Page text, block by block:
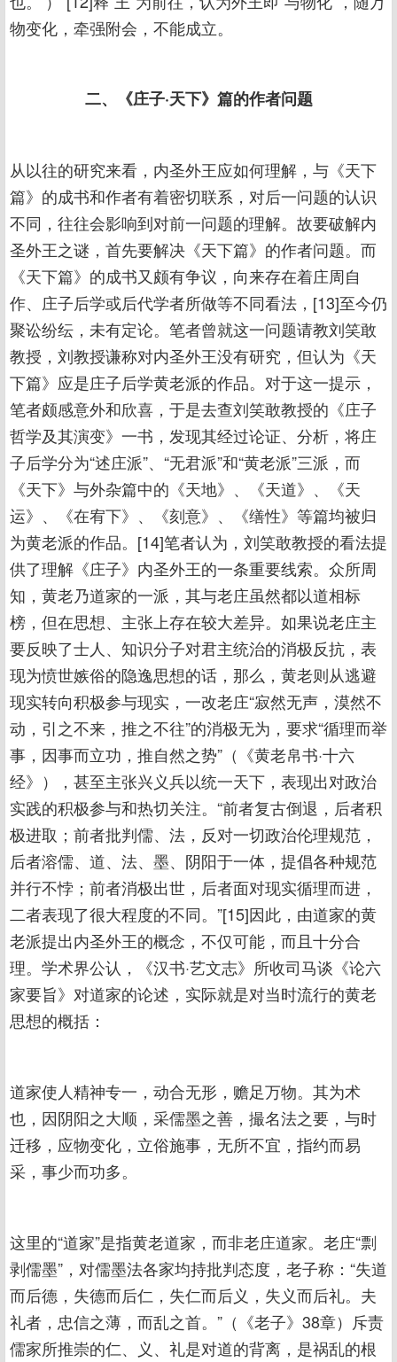
物变化，牵强附会，不能成立。
二、《庄子·天下》篇的作者问题
从以往的研究来看，内圣外王应如何理解，与《天下
篇》的成书和作者有着密切联系，对后一问题的认识
不同，往往会影响到对前一问题的理解。故要破解内
圣外王之谜，首先要解决《天下篇》的作者问题。而
《天下篇》的成书又颇有争议，向来存在着庄周自
作、庄子后学或后代学者所做等不同看法，[13]至今仍
聚讼纷纭，未有定论。笔者曾就这一问题请教刘笑敢
教授，刘教授谦称对内圣外王没有研究，但认为《天
下篇》应是庄子后学黄老派的作品。对于这一提示，
笔者颇感意外和欣喜，于是去查刘笑敢教授的《庄子
哲学及其演变》一书，发现其经过论证、分析，将庄
子后学分为“述庄派”、“无君派”和“黄老派”三派，而
《天下》与外杂篇中的《天地》、《天道》、《天
运》、《在宥下》、《刻意》、《缮性》等篇均被归
为黄老派的作品。[14]笔者认为，刘笑敢教授的看法提
供了理解《庄子》内圣外王的一条重要线索。众所周
知，黄老乃道家的一派，其与老庄虽然都以道相标
榜，但在思想、主张上存在较大差异。如果说老庄主
要反映了士人、知识分子对君主统治的消极反抗，表
现为愤世嫉俗的隐逸思想的话，那么，黄老则从逃避
现实转向积极参与现实，一改老庄“寂然无声，漠然不
动，引之不来，推之不往”的消极无为，要求“循理而举
事，因事而立功，推自然之势”（《黄老帛书·十六
经》），甚至主张兴义兵以统一天下，表现出对政治
实践的积极参与和热切关注。“前者复古倒退，后者积
极进取；前者批判儒、法，反对一切政治伦理规范，
后者溶儒、道、法、墨、阴阳于一体，提倡各种规范
并行不悖；前者消极出世，后者面对现实循理而进，
二者表现了很大程度的不同。”[15]因此，由道家的黄
老派提出内圣外王的概念，不仅可能，而且十分合
理。学术界公认，《汉书·艺文志》所收司马谈《论六
家要旨》对道家的论述，实际就是对当时流行的黄老
思想的概括：
道家使人精神专一，动合无形，赡足万物。其为术
也，因阴阳之大顺，采儒墨之善，撮名法之要，与时
迁移，应物变化，立俗施事，无所不宜，指约而易
采，事少而功多。
这里的“道家”是指黄老道家，而非老庄道家。老庄“剽
剥儒墨”，对儒墨法各家均持批判态度，老子称：“失道
而后德，失德而后仁，失仁而后义，失义而后礼。夫
礼者，忠信之薄，而乱之首。”（《老子》38章）斥责
儒家所推崇的仁、义、礼是对道的背离，是祸乱的根